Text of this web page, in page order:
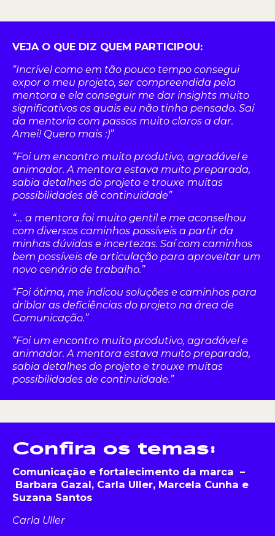
VEJA O QUE DIZ QUEM PARTICIPOU:
“Incrívelcomo em tão pouco tempo consegui
expor o meu projeto, ser compreendida pela
mentora e ela conseguir me dar insights muito
significativos os quais eu não tinha pensado. Saí
da mentoria com passos muito claros a dar.
Amei! Quero mais :)”
“Foi um encontro muito produtivo, agradável e
animador. A mentora estava muito preparada,
sabia detalhes do projeto e trouxe muitas
possibilidades dê continuidade”
“… a mentora foi muito gentil e me aconselhou
com diversos caminhos possíveis a partir da
minhas dúvidas e incertezas. Saí com caminhos
bem possíveis de articulação para aproveitar um
novo cenário de trabalho.”
“Foiótima, me indicou soluções e caminhos para
driblar as deficiências do projeto na área de
Comunicação.”
“Foi um encontro muito produtivo, agradável e
animador. A mentora estava muito preparada,
sabia detalhes do projeto e trouxe muitas
possibilidades de continuidade.”
Confira os temas:
Comunicação e fortalecimento da marca –
Barbara Gazal, Carla Uller, Marcela Cunha e
Suzana Santos
Carla Uller